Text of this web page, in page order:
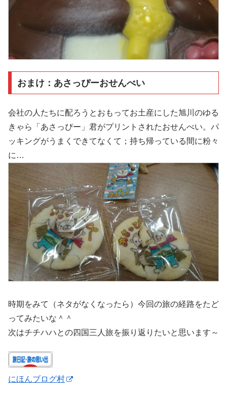
おまけ：あさっぴーおせんべい
会社の人たちに配ろうとおもってお土産にした旭川のゆる
きゃら「あさっぴー」君がプリントされたおせんべい。パ
ッキングがうまくできてなくて；持ち帰っている間に粉々
に…
時期をみて（ネタがなくなったら）今回の旅の経路をたど
ってみたいな＾＾
次はチチハハとの四国三人旅を振り返りたいと思います～
にほんブログ村